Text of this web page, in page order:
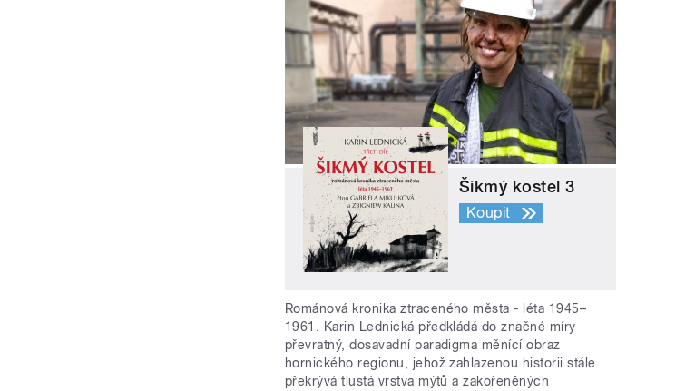
Šikmý kostel 3
Koupit
Románová kronika ztraceného města - léta 1945–
1961. Karin Lednická předkládá do značné míry
převratný, dosavadní paradigma měnící obraz
hornického regionu, jehož zahlazenou historii stále
překrývá tlustá vrstva mýtů a zakořeněných